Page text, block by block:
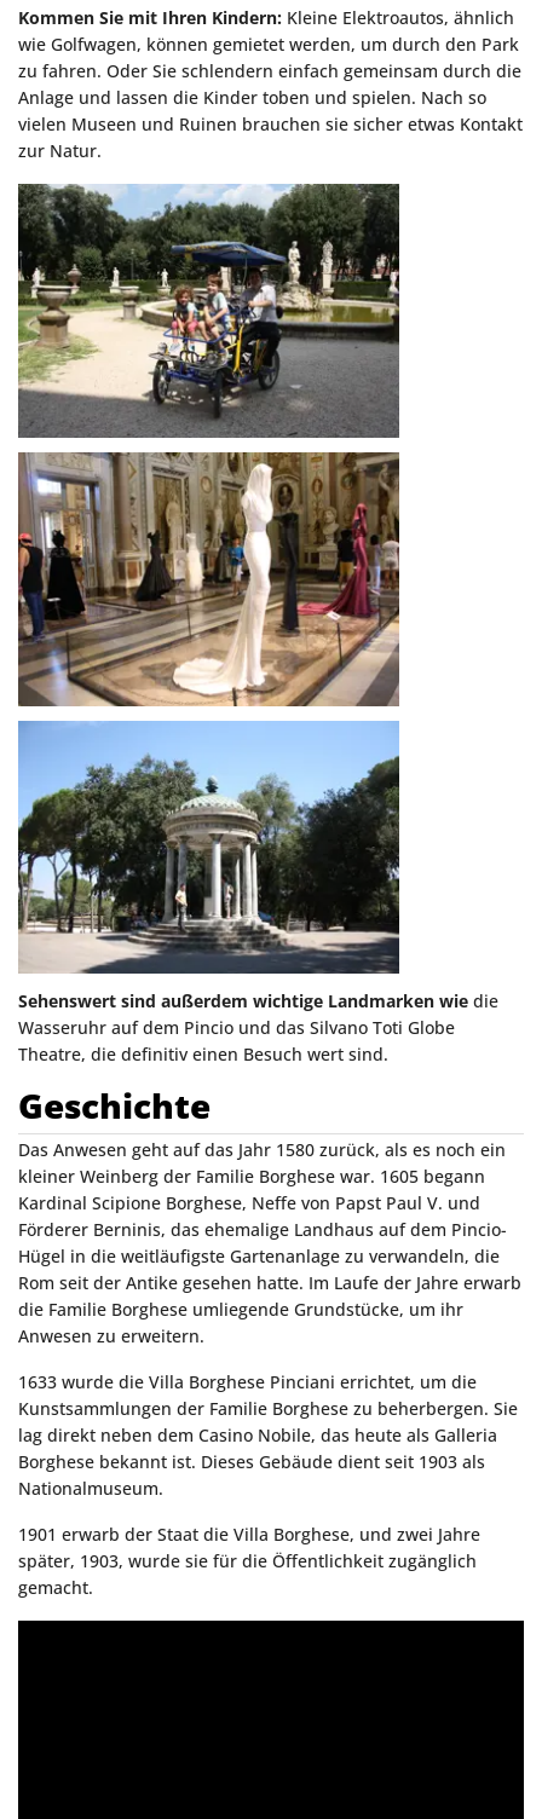
Kommen Sie mit Ihren Kindern: Kleine Elektroautos, ähnlich
wie Golfwagen, können gemietet werden, um durch den Park
zu fahren. Oder Sie schlendern einfach gemeinsam durch die
Anlage und lassen die Kinder toben und spielen. Nach so
vielen Museen und Ruinen brauchen sie sicher etwas Kontakt
zur Natur.
Sehenswert sind außerdem wichtige Landmarken wie die
Wasseruhr auf dem Pincio und das Silvano Toti Globe
Theatre, die definitiv einen Besuch wert sind.
Geschichte
Das Anwesen geht auf das Jahr 1580 zurück, als es noch ein
kleiner Weinberg der Familie Borghese war. 1605 begann
Kardinal Scipione Borghese, Neffe von Papst Paul V. und
Förderer Berninis, das ehemalige Landhaus auf dem Pincio-
Hügel in die weitläufigste Gartenanlage zu verwandeln, die
Rom seit der Antike gesehen hatte. Im Laufe der Jahre erwarb
die Familie Borghese umliegende Grundstücke, um ihr
Anwesen zu erweitern.
1633 wurde die Villa Borghese Pinciani errichtet, um die
Kunstsammlungen der Familie Borghese zu beherbergen. Sie
lag direkt neben dem Casino Nobile, das heute als Galleria
Borghese bekannt ist. Dieses Gebäude dient seit 1903 als
Nationalmuseum.
1901 erwarb der Staat die Villa Borghese, und zwei Jahre
später, 1903, wurde sie für die Öffentlichkeit zugänglich
gemacht.